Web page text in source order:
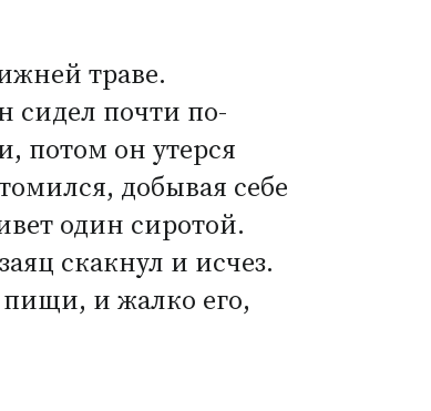
траве.
сидел почти по-
потом он утерся
добывая себе
один сиротой.
скакнул и исчез.
и жалко его,